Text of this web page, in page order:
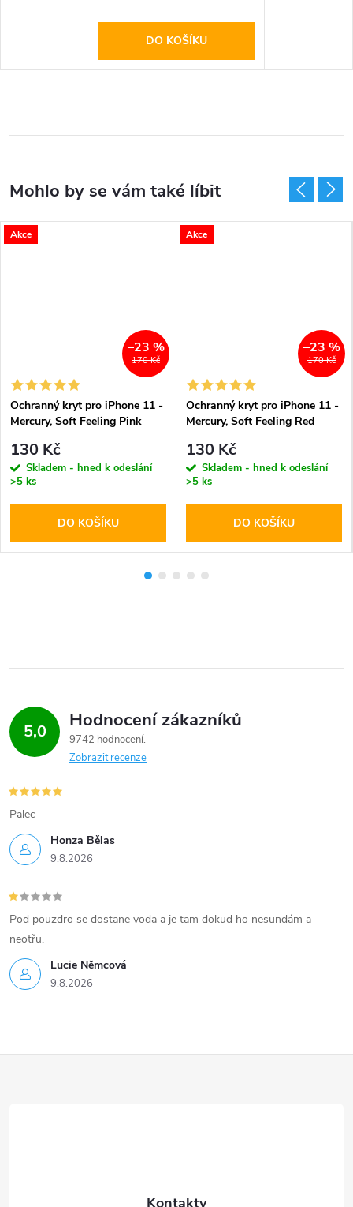
DO KOŠÍKU
Akce
170 Kč
–23 %
Ochranný kryt pro iPhone 11 -
Mercury, Soft Feeling Pink
130 Kč
Skladem - hned k odeslání
>5 ks
DO KOŠÍKU
Akce
170 Kč
–23 %
Ochranný kryt pro iPhone 11 -
Mercury, Soft Feeling Red
130 Kč
Skladem - hned k odeslání
>5 ks
DO KOŠÍKU
5,0 Hodnocení zákazníků
9742 hodnocení
Zobrazit recenze
Honza Bělas
9.8.2026
Palec
Lucie Nĕmcová
9.8.2026
Pod pouzdro se dostane voda a je tam dokud ho nesundám a
neotřu.